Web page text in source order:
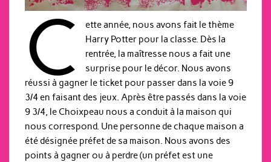
C
ette année, nous avons fait le thème
Harry Potter pour la classe. Dès la
rentrée, la maîtresse nous a fait une
surprise pour le décor. Nous avons
réussi à gagner le ticket pour passer dans la voie 9
3/4 en faisant des jeux. Après être passés dans la voie
9 3/4, le Choixpeau nous a conduit à la maison qui
nous correspond. Une personne de chaque maison a
été désignée préfet de sa maison. Nous avons des
points à gagner ou à perdre (un préfet est une